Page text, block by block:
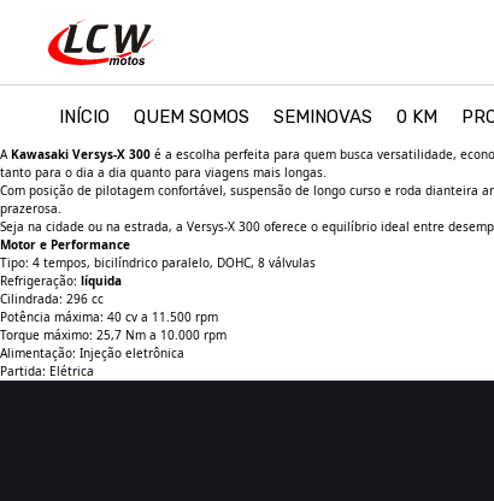
INÍCIO QUEM SOMOS SEMINOVAS 0 KM
AKawasaki Versys-X 300 é a escolha perfeita para quem busca versatilidade,
tanto para o dia a dia quanto para viagens mais longas.
Com posição de pilotagem confortável, suspensão de longo curso e roda
prazerosa.
Seja na cidade ou na estrada, a Versys-X 300 oferece o equilíbrio ideal entre
Motor e Performance
Tipo: 4 tempos, bicilíndrico paralelo, DOHC, 8 válvulas
Refrigeração: líquida
Cilindrada: 296 cc
Potência máxima: 40 cv a 11.500 rpm
Torque máximo: 25,7 Nm a 10.000 rpm
Alimentação: Injeção eletrônica
Partida: Elétrica